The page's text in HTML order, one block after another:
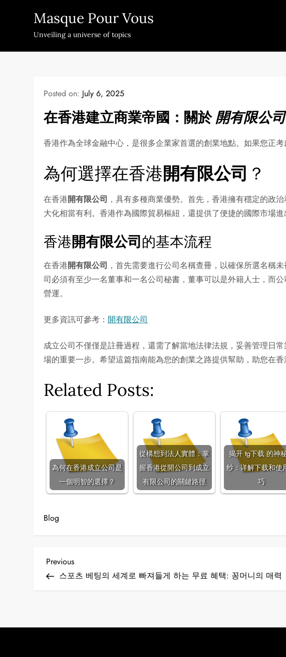
Masque Pour Vous
Unveiling a universe of topics
Posted on: July 6, 2025
在香港建立商業帝國：關於開有限公司
香港作為全球金融中心，是很多企業家首選的創業地點。如果您正
為何選擇在香港開有限公司 ？
在香港開有限公司 ，具有多種商業優勢。首先，香港擁有穩定的政
大化相當有利。香港作為國際貿易樞紐，還提供了便捷的國際市場進
香港開有限公司的基本流程
在香港開有限公司 ，首先需要進行公司名稱查冊，以確保所選名稱
司必須有至少一名董事和一名公司秘書，董事可以是外籍人士，而
營運。
更多資訊可參考： 開有限公司
成立公司不僅僅是註冊過程，還需了解當地法律法規，妥善管理日
場的重要一步。希望這篇指南能為您的創業之路提供幫助，助您在香
Related Posts:
為何在香港成立公司是
一個明智的選擇？
從構想到法人實體：掌
握香港從開公司到成立
有限公司的關鍵路徑
揭开 tg下载 的神
纱：详解下载和使
巧
Blog
P
t
Previous
Post
Previous
스포츠 베팅의 세계로 빠져들게 하는 무료 혜택: 꽁머니의 매력